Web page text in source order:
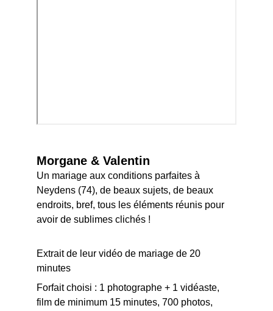
Morgane & Valentin
Un mariage aux conditions parfaites à
Neydens (74), de beaux sujets, de beaux
endroits, bref, tous les éléments réunis pour
avoir de sublimes clichés !
Extrait de leur vidéo de mariage de 20
minutes
Forfait choisi : 1 photographe + 1 vidéaste,
film de minimum 15 minutes, 700 photos,